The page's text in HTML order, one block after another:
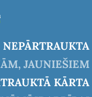
NEPĀRTRAUKTA
JAUNIEŠIEM
KĀRTA